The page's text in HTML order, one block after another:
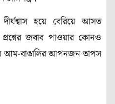
হয়ে বেরিয়ে আসত
জবাব পাওয়ার কোনও
আম-বাঙালির আপনজন তাপস